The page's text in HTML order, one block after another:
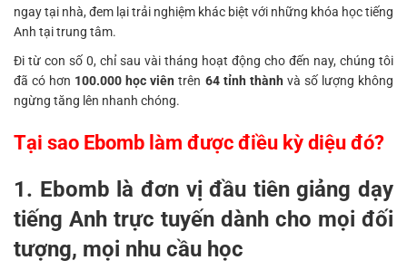
ngay tại nhà, đem lại trải nghiệm khác biệt với những khóa học tiếng
Anh tại trung tâm.
Đi từ con số 0, chỉ sau vài tháng hoạt động cho đến nay, chúng tôi
đã có hơn 100.000 học viên trên 64 tỉnh thành và số lượng không
ngừng tăng lên nhanh chóng.
Tại sao Ebomb làm được điều kỳ diệu đó?
1. Ebomb là đơn vị đầu tiên giảng dạy
tiếng Anh trực tuyến dành cho mọi đối
tượng, mọi nhu cầu học